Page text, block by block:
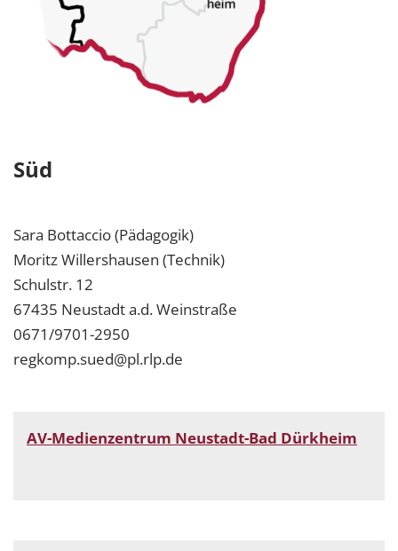
Süd
Sara Bottaccio (Pädagogik)
Moritz Willershausen (Technik)
Schulstr. 12
67435 Neustadt a.d. Weinstraße
0671/9701-2950
regkomp.sued@pl.rlp.de
AV-Medienzentrum Neustadt-Bad Dürkheim